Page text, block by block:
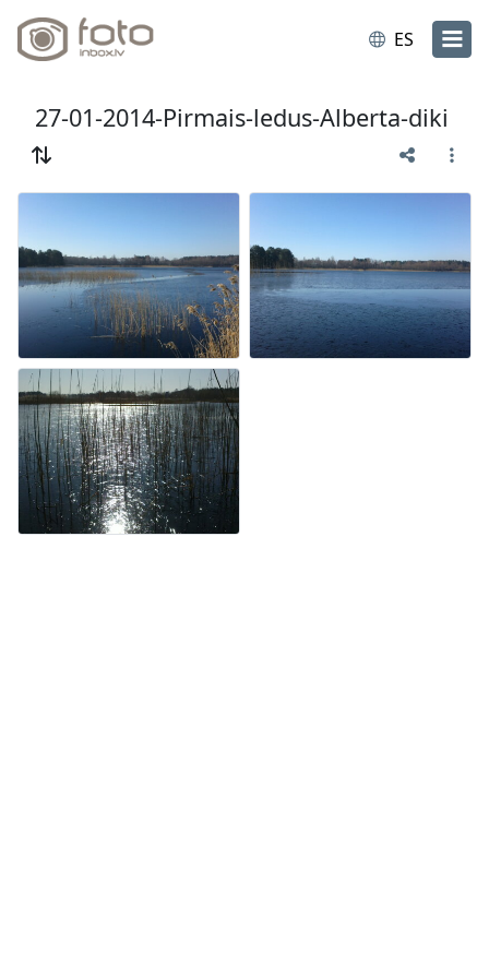
ES
27-01-2014-Pirmais-ledus-Alberta-diki